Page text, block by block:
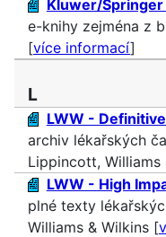
Kluwer/
e-knihy zejména z
[více informací]
L
LWW -
archiv lékařských
Lippincott, Williams
LWW - High
plné texty
Williams & Wilkins [